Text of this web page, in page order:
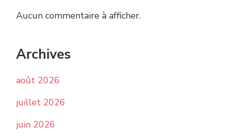
Aucun commentaire à afficher.
Archives
août 2026
juillet 2026
juin 2026